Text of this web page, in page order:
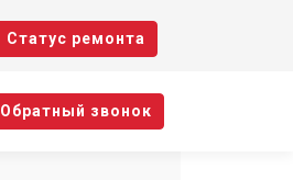
Cтатус ремонта
Oбратный звонок